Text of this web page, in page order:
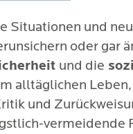
Situationen und
oder gar
und die
alltäglichen
und
vermeidende